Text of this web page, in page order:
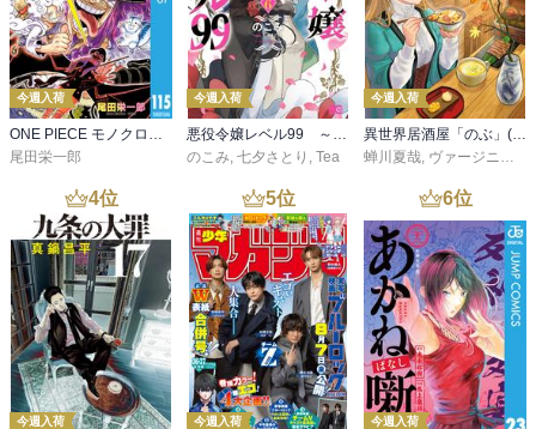
今週入荷
ONE PIECE モノクロ版 115
尾田栄一郎
今週入荷
悪役令嬢レベル99 ～私は裏ボスですが魔王ではありません～ その６
のこみ, 七夕さとり , Tea
今週入荷
異世界居酒屋「のぶ」(22)
蝉川夏哉, ヴァージニア二等兵
4位
今週入荷
5位
今週入荷
6位
今週入荷